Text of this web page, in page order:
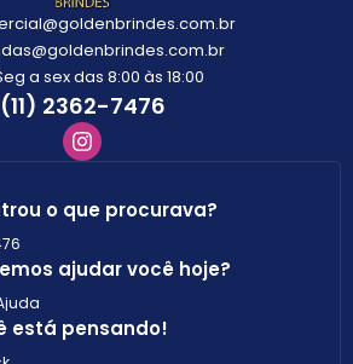
a sex das 8:00 às 18:00
(11) 2362-7476
o que procurava?
ajudar você hoje?
está pensando!